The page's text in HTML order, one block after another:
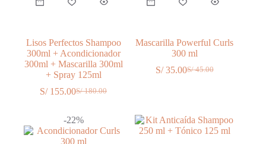
Lisos Perfectos Shampoo
300ml + Acondicionador
300ml + Mascarilla 300ml
+ Spray 125ml
S/180.00
El
original
era:
S/ 180.00.
S/155.00El
actual
es:
S/ 155.00.
Mascarilla Powerful Curls
300 ml
S/45.00
El
S/ 45.00.
S/35.00El
S/ 35.00.
-22%